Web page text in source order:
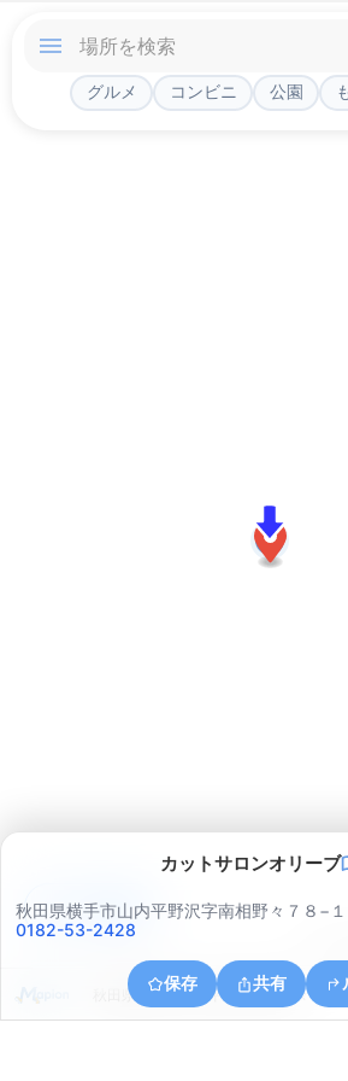
グルメ コンビニ 公園
カットサロンオリーブ
秋田県横手市山内平野沢字南相野々７８−１
0182-53-2428
保存 共有
秋田県横手市山内平野沢字相野々
アプリで見る